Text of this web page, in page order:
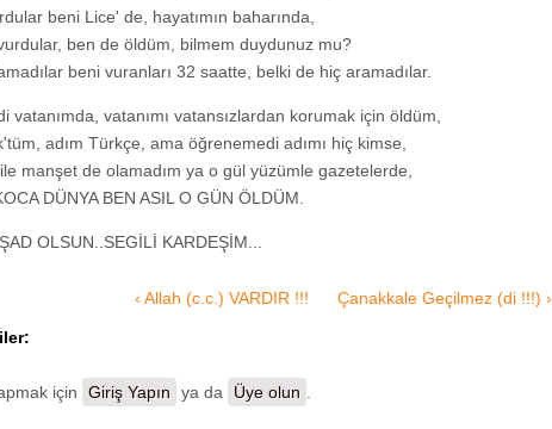
beni Lice' de, hayatımın baharında,
ben de öldüm, bilmem duydunuz mu?
beni vuranları 32 saatte, belki de hiç aramadılar.
vatanımda, vatanımı vatansızlardan korumak için öldüm,
adım Türkçe, ama öğrenemedi adımı hiç kimse,
manşet de olamadım ya o gül yüzümle gazetelerde,
DÜNYA BEN ASIL O GÜN ÖLDÜM.
OLSUN..SEGİLİ KARDEŞİM...
‹ Allah (c.c.) VARDIR !!! Çanakkale Geçilmez (di !!!) ›
için
Giriş Yapın ya da Üye olun